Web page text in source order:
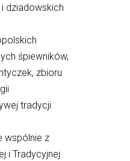
i dziadowskich
śpiewników,
zbioru
tradycji
wspólnie z
i Tradycyjnej